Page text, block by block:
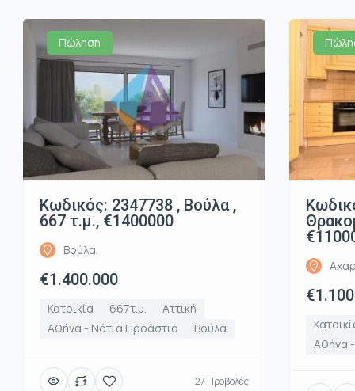
Πώληση
Κωδικός: 2347738 , Βούλα ,
667 τ.μ., €1400000
Βούλα,
€1.400.000
Κατοικία 667τ.μ.
Αττική
Αθήνα - Νότια Προάστια
Βούλα
27 Προβολές
Αθήνα